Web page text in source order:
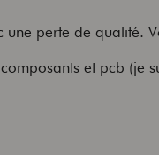
une perte de qualité.
et pcb (je